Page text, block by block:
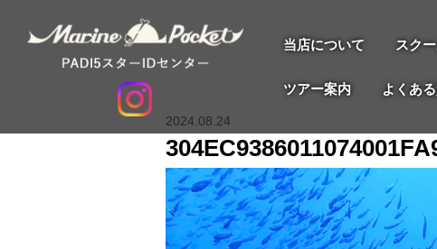
当店について スク
ツアー案内 よくあ
2024.08.24